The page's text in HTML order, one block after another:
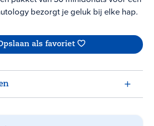
bezorgt je geluk bij elke hap.
als favoriet